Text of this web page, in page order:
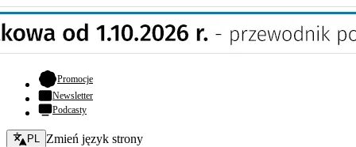
Promocje- otwiera się w nowej karcie
Newsletter
Podcasty
Zmień język - bieżący:
PL Zmień język strony